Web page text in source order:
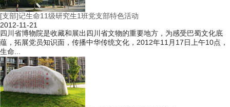
[支部]记生命11级研究生1班党支部特色活动
2012-11-21
四川省博物院是收藏和展出四川省文物的重要地方，为感受巴蜀文化底
蕴，拓展党员知识面，传播中华传统文化，2012年11月17日上午10点，
生命...